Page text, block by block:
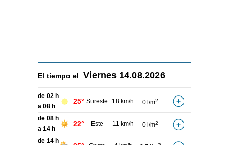
El tiempo el Viernes 14.08.2026
de 02 h
a 08 h
25° Sureste 18 km/h 0 l/m2
de 08 h
a 14 h
22° Este 11 km/h 0 l/m2
de 14 h